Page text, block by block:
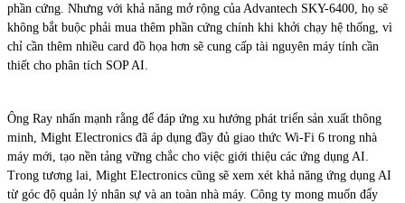
phần cứng. Nhưng với khả năng mở rộng của Advantech SKY-6400, họ sẽ
không bắt buộc phải mua thêm phần cứng chính khi khởi chạy hệ thống, vì
chỉ cần thêm nhiều card đồ họa hơn sẽ cung cấp tài nguyên máy tính cần
thiết cho phân tích SOP AI.
Ông Ray nhấn mạnh rằng để đáp ứng xu hướng phát triển sản xuất thông
minh, Might Electronics đã áp dụng đầy đủ giao thức Wi-Fi 6 trong nhà
máy mới, tạo nền tảng vững chắc cho việc giới thiệu các ứng dụng AI.
Trong tương lai, Might Electronics cũng sẽ xem xét khả năng ứng dụng AI
từ góc độ quản lý nhân sự và an toàn nhà máy. Công ty mong muốn đẩy